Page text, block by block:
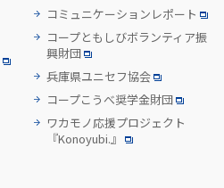
コミュニケーションレポート
コープともしびボランティア振
興財団
兵庫県ユニセフ協会
コープこうべ奨学金財団
ワカモノ応援プロジェクト
『Konoyubi.』